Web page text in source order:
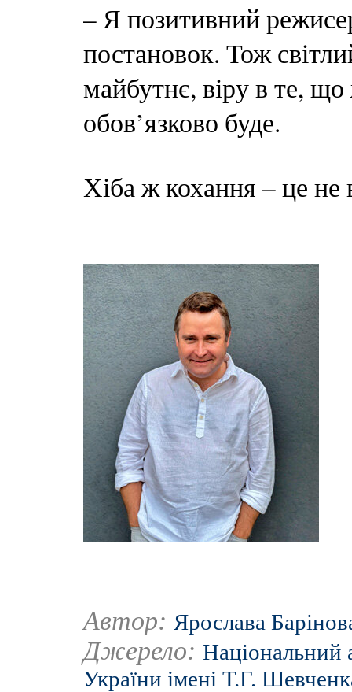
– Я позитивний
постановок. Тож
майбутнє, віру в те, що
обов’язково буде.
Хіба ж кохання – це не
Автор: Ярослава
Джерело: Національний
України імені Т.Г.